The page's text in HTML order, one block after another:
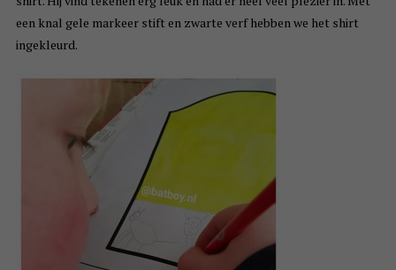
een knal gele markeer stift en zwarte verf hebben we het shirt
ingekleurd.